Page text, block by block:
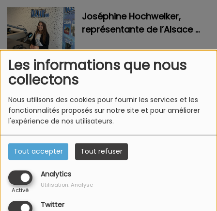
Les informations que nous
collectons
Nous utilisons des cookies pour fournir les services et les
fonctionnalités proposés sur notre site et pour améliorer
l'expérience de nos utilisateurs.
Tout accepter Tout refuser
Analytics
Activé
Utilisation: Analyse
Twitter
Joséphine Hochwelker,
représentante de l’Alsace à
l'amitié a réuni près de 2000
visiteurs
< 1 2 4 5
10